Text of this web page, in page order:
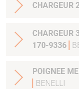
CHARGEUR
CHARGEUR
170-9336
BENELLI